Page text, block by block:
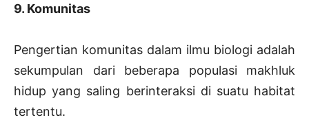
9. Komunitas
Pengertian komunitas dalam ilmu biologi adalah
sekumpulan dari beberapa populasi makhluk
hidup yang saling berinteraksi di suatu habitat
tertentu.